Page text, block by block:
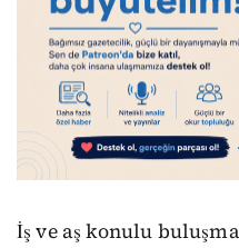
İş ve aş konulu